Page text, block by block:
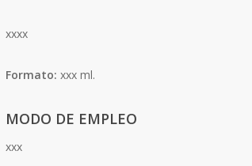
xxxx
Formato: xxx ml.
MODO DE EMPLEO
xxx